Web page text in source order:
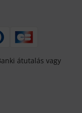
átutalás vagy